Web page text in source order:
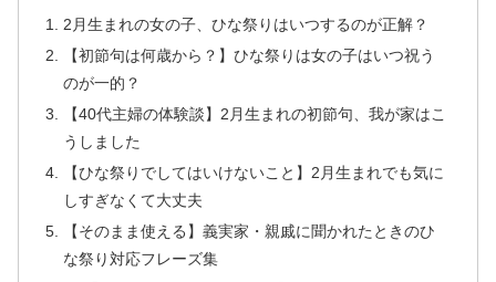
2月生まれの女の子、ひな祭りはいつするのが正解？
【初節句は何歳から？】ひな祭りは女の子はいつ祝う
のが一的？
【40代主婦の体験談】2月生まれの初節句、我が家はこ
うしました
【ひな祭りでしてはいけないこと】2月生まれでも気に
しすぎなくて大丈夫
【そのまま使える】義実家・親戚に聞かれたときのひ
な祭り対応フレーズ集